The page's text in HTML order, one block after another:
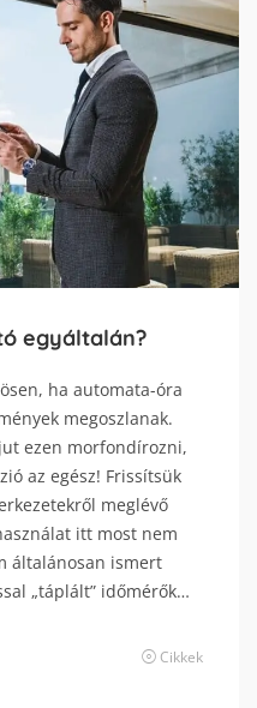
egyáltalán?
ha automata-óra
megoszlanak.
ezen morfondírozni,
az egész! Frissítsük
meglévő
itt most nem
általánosan ismert
„táplált” időmérők…
Cikkek